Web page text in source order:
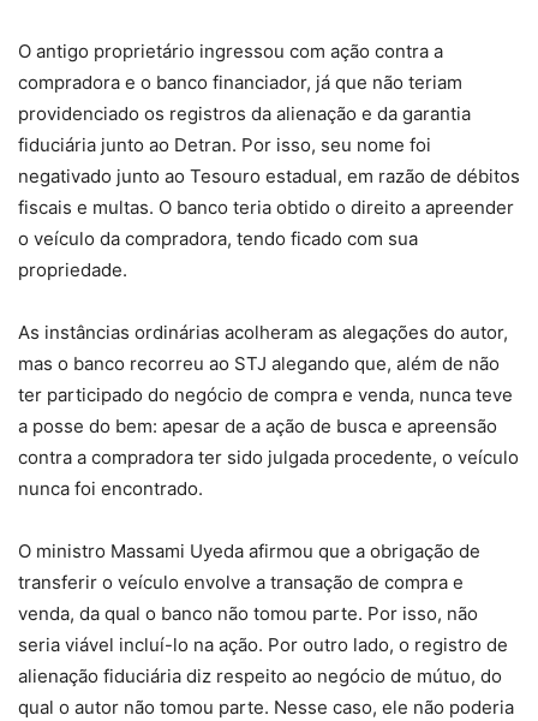
O antigo proprietário ingressou com ação contra a
compradora e o banco financiador, já que não teriam
providenciado os registros da alienação e da garantia
fiduciária junto ao Detran. Por isso, seu nome foi
negativado junto ao Tesouro estadual, em razão de débitos
fiscais e multas. O banco teria obtido o direito a apreender
o veículo da compradora, tendo ficado com sua
propriedade.
As instâncias ordinárias acolheram as alegações do autor,
mas o banco recorreu ao STJ alegando que, além de não
ter participado do negócio de compra e venda, nunca teve
a posse do bem: apesar de a ação de busca e apreensão
contra a compradora ter sido julgada procedente, o veículo
nunca foi encontrado.
O ministro Massami Uyeda afirmou que a obrigação de
transferir o veículo envolve a transação de compra e
venda, da qual o banco não tomou parte. Por isso, não
seria viável incluí-lo na ação. Por outro lado, o registro de
alienação fiduciária diz respeito ao negócio de mútuo, do
qual o autor não tomou parte. Nesse caso, ele não poderia